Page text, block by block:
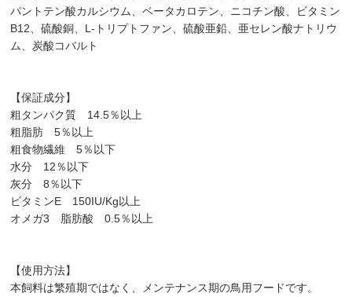
パントテン酸カルシウム、ベータカロテン、ニコチン酸、ビタミン
B12、硫酸銅、L-トリプトファン、硫酸亜鉛、亜セレン酸ナトリウ
ム、炭酸コバルト
【保証成分】
粗タンパク質 14.5％以上
粗脂肪 5％以上
粗食物繊維 5％以下
水分 12％以下
灰分 8％以下
ビタミンE 150IU/Kg以上
オメガ3 脂肪酸 0.5％以上
【使用方法】
本飼料は繁殖期ではなく、メンテナンス期の鳥用フードです。